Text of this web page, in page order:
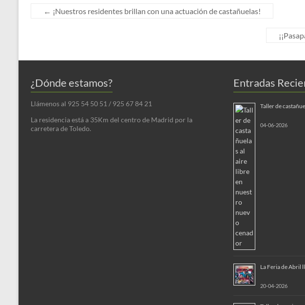
← ¡Nuestros residentes brillan con una actuación de castañuelas!
¿Dónde estamos?
Llámenos al 925 54 50 51 / 925 67 84 21
La residencia está a 35Km del centro de Madrid por la
carretera de Toledo.
Entradas
Taller de
04-06-2026
La Feria de Abril
20-04-2026